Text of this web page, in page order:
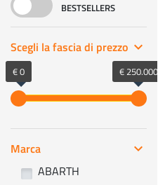
BESTSELLERS
Scegli la fascia di prezzo keyboard_arrow_right
€ 0 € 250.000
Marca keyboard_arrow_right
ABARTH